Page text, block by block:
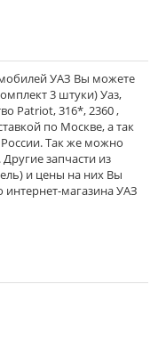
УАЗ Вы можете
3 штуки) Уаз,
Patriot, 316*, 2360 ,
по Москве, а так
Так же можно
запчасти из
и цены на них Вы
магазина УАЗ